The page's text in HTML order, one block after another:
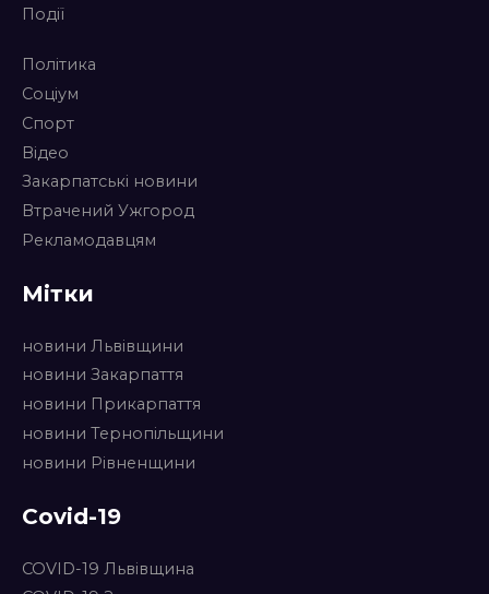
Події
Політика
Соціум
Спорт
Відео
Закарпатські новини
Втрачений Ужгород
Рекламодавцям
Мітки
новини Львівщини
новини Закарпаття
новини Прикарпаття
новини Тернопільщини
новини Рівненщини
Covid-19
COVID-19 Львівщина